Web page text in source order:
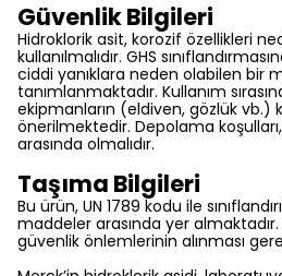
Güvenlik Bilgileri
Hidroklorik asit, korozif özellikleri
kullanılmalıdır. GHS
ciddi yanıklara neden olabilen bir
tanımlanmaktadır. Kullanım
ekipmanların (eldiven, gözlük vb.)
önerilmektedir. Depolama
arasında olmalıdır.
Taşıma Bilgileri
Bu ürün, UN 1789 kodu ile
maddeler arasında yer almaktadır.
güvenlik önlemlerinin alınması